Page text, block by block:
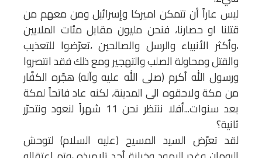
ليس عاراً أن تتمكن اميركا وإسرائيل ومن معهم من
قتلنا او حصارنا، فنحن مليون مقابل مئات الملايين
،وأكثر الأنبياء والرسل والصالحين ،تعرّضوا للتعذيب
والقتل ومحاولة الصلب والتهجير ومع ذلك فقد انتصروا
ورسول الله أكرم (صلى الله عليه وآله) هجّره الكفّار
من مكة ولاحقوه الى المدينة، لكنه عاد فاتحاً لمكة
بعد سنوات...أفلا ننتظر نحن 11 شهراً لنعود ونتحرّر
ثانية؟
لقد تعرّض السيد المسيح (عليه السلام) لتوحش